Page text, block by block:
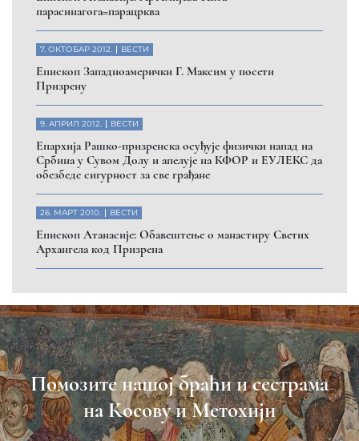
Помозите нашој браћи и сестрама
на Косову и Метохији
ДОНИРАЈ
Пријавите се на нашу мејл листу
Пријави се
Насловна
Манастири